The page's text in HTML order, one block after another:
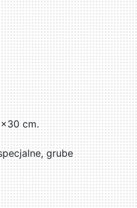
cm.
grube